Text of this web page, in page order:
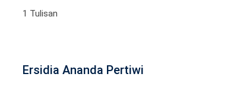
1 Tulisan
Ersidia Ananda Pertiwi